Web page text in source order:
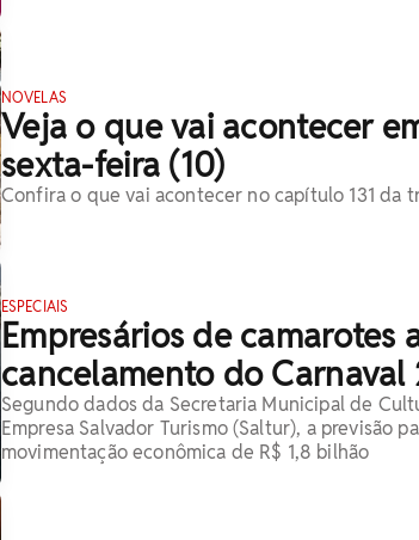
NOVELAS
Veja o que vai acontecer
sexta-feira (10)
Confira o que vai acontecer no capítulo 131 da
ESPECIAIS
Empresários de camarotes
cancelamento do Carnaval
Segundo dados da Secretaria Municipal de
Empresa Salvador Turismo (Saltur), a previsão
movimentação econômica de R$ 1,8 bilhão